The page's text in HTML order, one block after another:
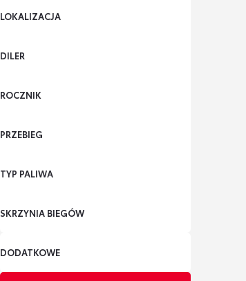
LOKALIZACJA
DILER
ROCZNIK
PRZEBIEG
TYP PALIWA
SKRZYNIA BIEGÓW
DODATKOWE